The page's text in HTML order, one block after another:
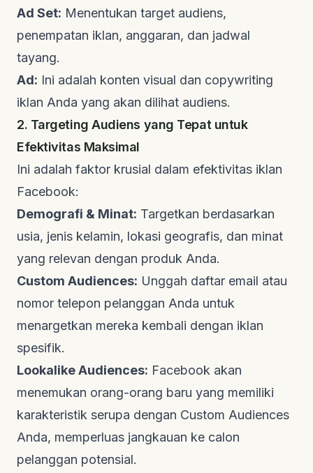
Ad Set: Menentukan target audiens,
penempatan iklan, anggaran, dan jadwal
tayang.
Ad: Ini adalah konten visual dan copywriting
iklan Anda yang akan dilihat audiens.
2. Targeting Audiens yang Tepat untuk
Efektivitas Maksimal
Ini adalah faktor krusial dalam efektivitas iklan
Facebook:
Demografi & Minat: Targetkan berdasarkan
usia, jenis kelamin, lokasi geografis, dan minat
yang relevan dengan produk Anda.
Custom Audiences: Unggah daftar email atau
nomor telepon pelanggan Anda untuk
menargetkan mereka kembali dengan iklan
spesifik.
Lookalike Audiences: Facebook akan
menemukan orang-orang baru yang memiliki
karakteristik serupa dengan Custom Audiences
Anda, memperluas jangkauan ke calon
pelanggan potensial.